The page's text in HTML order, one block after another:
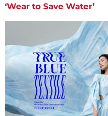
‘Wear to Save Water’